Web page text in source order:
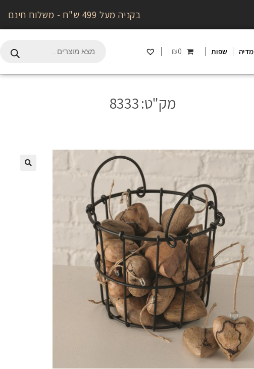
בקניה מעל 499 ש"ח - משלוח חינם
מדיה שפות ₪0
מק"ט:8333